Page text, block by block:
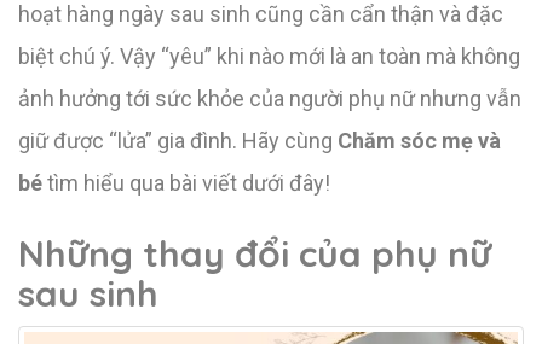
hoạt hàng ngày sau sinh cũng cần cẩn thận và đặc
biệt chú ý. Vậy “yêu” khi nào mới là an toàn mà không
ảnh hưởng tới sức khỏe của người phụ nữ nhưng vẫn
giữ được “lửa” gia đình. Hãy cùng Chăm sóc mẹ và
bétìm hiểu qua bài viết dưới đây!
Những thay đổi của phụ nữ
sau sinh